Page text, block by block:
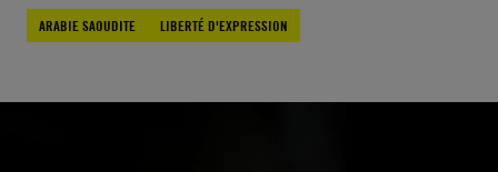
ARABIE SAOUDITE
LIBERTÉ D'EXPRESSION